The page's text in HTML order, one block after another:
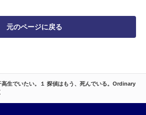
高生でいたい。１ 探偵はもう、死んでいる。Ordinary
元のページに戻る